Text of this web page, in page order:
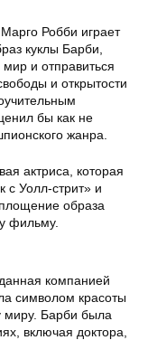
Робби играет
куклы Барби,
и отправиться
и открытости
бы как не
жанра.
актриса, которая
с Уолл-стрит» и
образа
фильму.
компанией
символом красоты
миру. Барби была
включая доктора,